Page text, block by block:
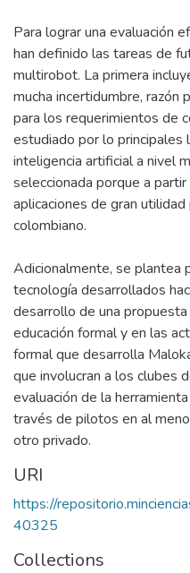
Para lograr una evaluación
han definido las tareas de
multirobot. La primera
mucha incertidumbre, razón
para los requerimientos de
estudiado por lo principales
inteligencia artificial a nivel
seleccionada porque a
aplicaciones de gran
colombiano.
Adicionalmente, se plantea
tecnología desarrollados
desarrollo de una
educación formal y en las
formal que desarrolla
que involucran a los clubes
evaluación de la
través de pilotos en al
otro privado.
URI
https://
40325
Collections